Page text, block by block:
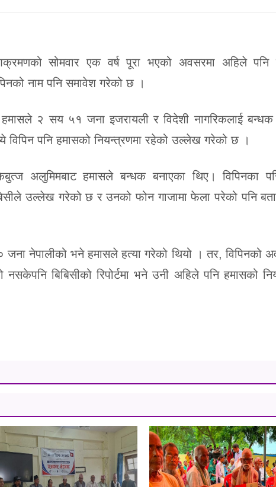
सोमवार एक वर्ष पूरा भएको अवसरमा अहिले पनि
नाम पनि समावेश गरेको छ ।
२ सय ५१ जना इजरायली र विदेशी नागरिकलाई बन्धक
विपिन पनि हमासको नियन्त्रणमा रहेको उल्लेख गरेको छ ।
अलुमिमबाट हमासले बन्धक बनाएका थिए। विपिनका
उल्लेख गरेको छ र उनको फोन गाजामा फेला परेको पनि
नेपालीको भने हमासले हत्या गरेको थियो । तर, विपिनको
बिबिसीको रिपोर्टमा भने उनी अहिले पनि हमासको